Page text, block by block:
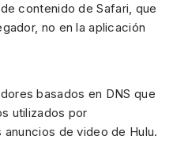
contenido de Safari, que
no en la aplicación
basados en DNS que
utilizados por
de video de Hulu.